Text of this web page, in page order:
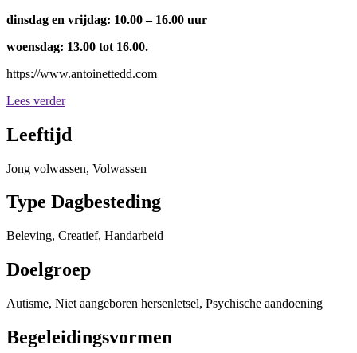
dinsdag en vrijdag: 10.00 – 16.00 uur
woensdag: 13.00 tot 16.00.
https://www.antoinettedd.com
Lees verder
Leeftijd
Jong volwassen, Volwassen
Type Dagbesteding
Beleving, Creatief, Handarbeid
Doelgroep
Autisme, Niet aangeboren hersenletsel, Psychische aandoening
Begeleidingsvormen